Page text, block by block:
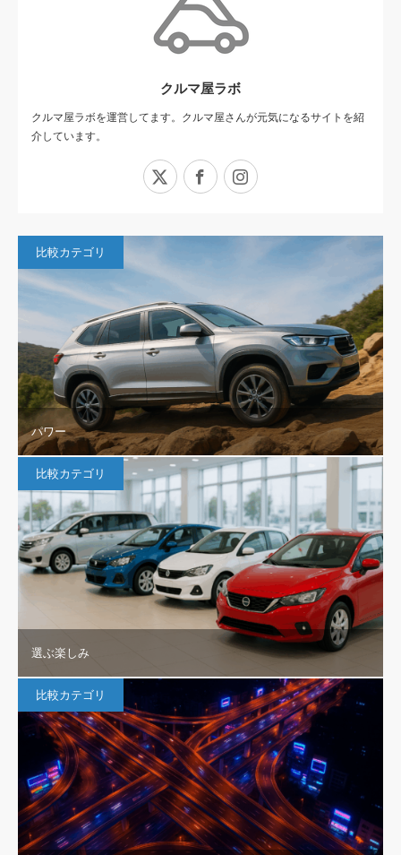
クルマ屋ラボ
クルマ屋ラボを運営してます。クルマ屋さんが元気になるサイトを紹
介しています。
Facebook
比較カテゴリ
パワー
比較カテゴリ
選ぶ楽しみ
比較カテゴリ